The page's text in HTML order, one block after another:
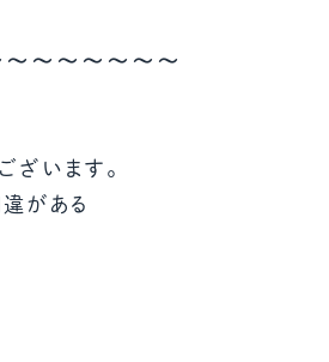
～～～～～～
ざいます。
がある